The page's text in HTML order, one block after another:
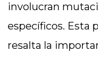
involucran
específicos. Esta
resalta la